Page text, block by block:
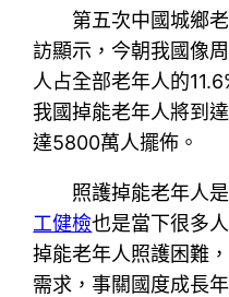
第五次中國城鄉
訪顯示，今朝我國像
人占全部老年人的
我國掉能老年人將到
達5800萬人擺佈。
照護掉能老年人
工健檢也是當下很多
掉能老年人照護困難
需求，事關國度成長